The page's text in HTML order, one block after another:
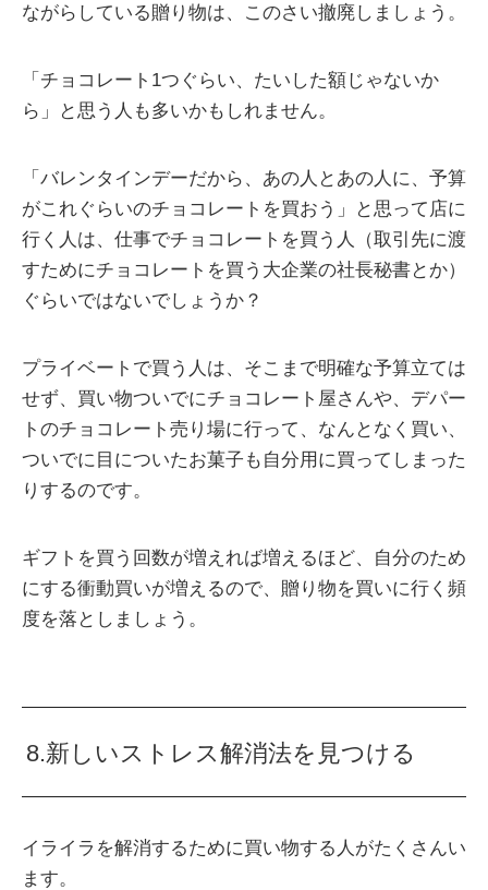
ながらしている贈り物は、このさい撤廃しましょう。
「チョコレート1つぐらい、たいした額じゃないか
ら」と思う人も多いかもしれません。
「バレンタインデーだから、あの人とあの人に、予算
がこれぐらいのチョコレートを買おう」と思って店に
行く人は、仕事でチョコレートを買う人（取引先に渡
すためにチョコレートを買う大企業の社長秘書とか）
ぐらいではないでしょうか？
プライベートで買う人は、そこまで明確な予算立ては
せず、買い物ついでにチョコレート屋さんや、デパー
トのチョコレート売り場に行って、なんとなく買い、
ついでに目についたお菓子も自分用に買ってしまった
りするのです。
ギフトを買う回数が増えれば増えるほど、自分のため
にする衝動買いが増えるので、贈り物を買いに行く頻
度を落としましょう。
8.新しいストレス解消法を見つける
イライラを解消するために買い物する人がたくさんい
ます。